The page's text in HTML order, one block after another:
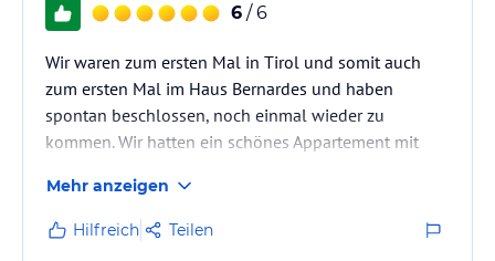
6 / 6
Wir waren zum ersten Mal in Tirol und somit auch
zum ersten Mal im Haus Bernardes und haben
spontan beschlossen, noch einmal wieder zu
kommen. Wir hatten ein schönes Appartement mit
Bad mit Dusche, Bettwäsche und Handtücher
inclusive, für den, der friert - extra Bettdecken und
Kopfkissen, Wohnküche mit Eßecke und Ecksofa mit
Mehr anzeigen
Hilfreich Teilen